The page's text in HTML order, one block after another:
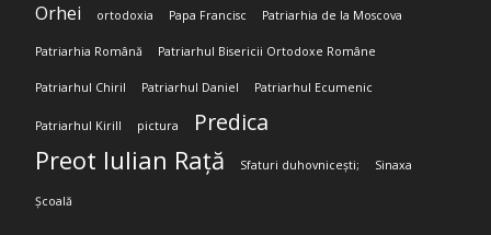
Orhei ortodoxia Papa Francisc Patriarhia de la Moscova
Patriarhia Română Patriarhul Bisericii Ortodoxe Române
Patriarhul Chiril Patriarhul Daniel Patriarhul Ecumenic
Patriarhul Kirill pictura Predica
Preot Iulian Rață Sfaturi duhovnicești; Sinaxa
Școală